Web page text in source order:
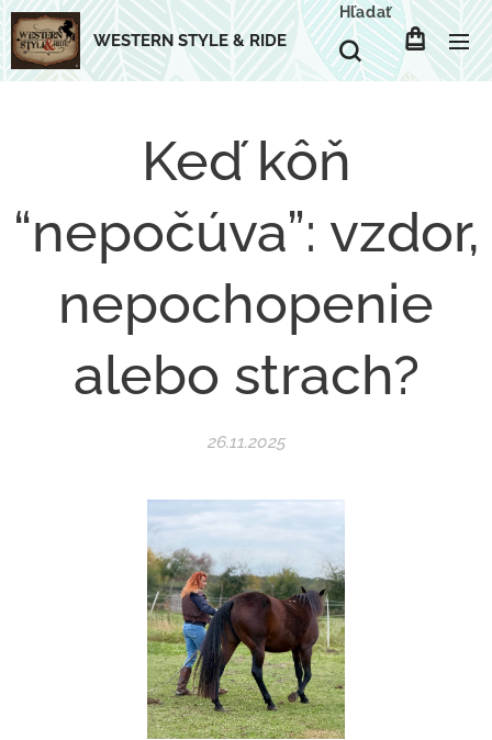
WESTERN STYLE & RIDE
Hľadať
Keď kôň
“nepočúva”: vzdor,
nepochopenie
alebo strach?
26.11.2025